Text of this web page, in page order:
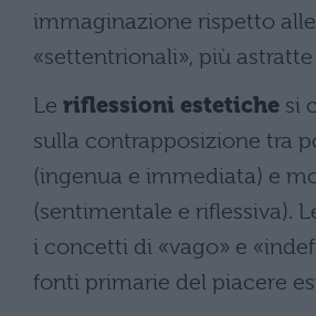
immaginazione rispetto alle
«settentrionali», più
Le riflessioni estetiche si
sulla contrapposizione tra
(ingenua e immediata) e
(sentimentale e riflessiva).
i concetti di «vago» e
fonti primarie del piacere